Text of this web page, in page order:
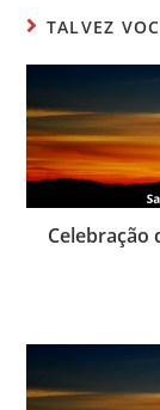
s
A
p
p
e
b
o
o
k
TALVEZ
Celebração